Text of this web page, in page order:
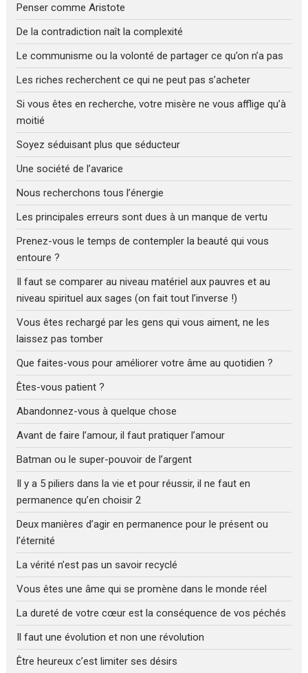
Penser comme Aristote
De la contradiction naît la complexité
Le communisme ou la volonté de partager ce qu’on n’a pas
Les riches recherchent ce qui ne peut pas s’acheter
Si vous êtes en recherche, votre misère ne vous afflige qu’à
moitié
Soyez séduisant plus que séducteur
Une société de l’avarice
Nous recherchons tous l’énergie
Les principales erreurs sont dues à un manque de vertu
Prenez-vous le temps de contempler la beauté qui vous
entoure ?
Il faut se comparer au niveau matériel aux pauvres et au
niveau spirituel aux sages (on fait tout l’inverse !)
Vous êtes rechargé par les gens qui vous aiment, ne les
laissez pas tomber
Que faites-vous pour améliorer votre âme au quotidien ?
Êtes-vous patient ?
Abandonnez-vous à quelque chose
Avant de faire l’amour, il faut pratiquer l’amour
Batman ou le super-pouvoir de l’argent
Il y a 5 piliers dans la vie et pour réussir, il ne faut en
permanence qu’en choisir 2
Deux manières d’agir en permanence pour le présent ou
l’éternité
La vérité n’est pas un savoir recyclé
Vous êtes une âme qui se promène dans le monde réel
La dureté de votre cœur est la conséquence de vos péchés
Il faut une évolution et non une révolution
Être heureux c’est limiter ses désirs